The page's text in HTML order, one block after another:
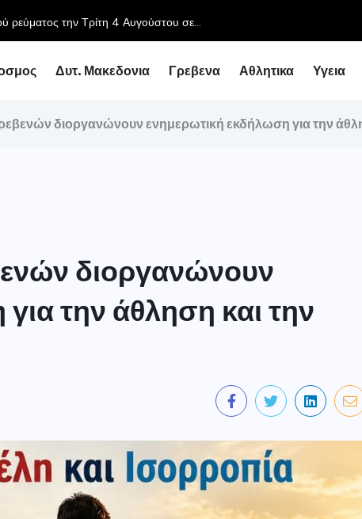
Περιφερειάρχη με τον Υφυπουργό Εθνικής Οικονομίας...
Δυτ. Μακεδονια Γρεβενα Αθλητικα Υγεια
διοργανώνουν ενημερωτική εκδήλωση για την
διοργανώνουν
την άθληση και την